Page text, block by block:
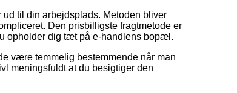
til din arbejdsplads. Metoden bliver
Den prisbilligste fragtmetode er
opholder dig tæt på e-handlens bopæl.
være temmelig bestemmende når man
meningsfuldt at du besigtiger den